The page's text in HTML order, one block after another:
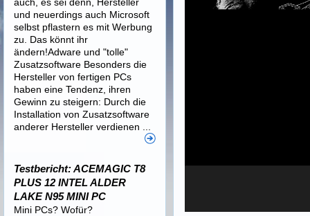
und neuerdings auch Microsoft
selbst pflastern es mit Werbung
zu. Das könnt ihr
ändern!Adware und "tolle"
Zusatzsoftware Besonders die
Hersteller von fertigen PCs
haben eine Tendenz, ihren
Gewinn zu steigern: Durch die
Installation von Zusatzsoftware
anderer Hersteller verdienen ...
Testbericht: ACEMAGIC T8
PLUS 12 INTEL ALDER
LAKE N95 MINI PC
Mini PCs? Wofür?